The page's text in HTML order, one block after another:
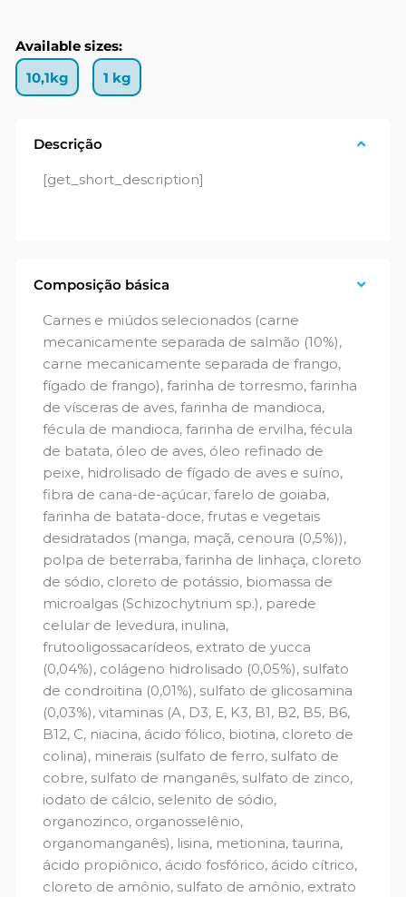
Available sizes:
10,1kg
1 kg
Descrição
[get_short_description]
Composição básica
Carnes e miúdos selecionados (carne
mecanicamente separada de salmão (10%),
carne mecanicamente separada de frango,
fígado de frango), farinha de torresmo, farinha
de vísceras de aves, farinha de mandioca,
fécula de mandioca, farinha de ervilha, fécula
de batata, óleo de aves, óleo refinado de
peixe, hidrolisado de fígado de aves e suíno,
fibra de cana-de-açúcar, farelo de goiaba,
farinha de batata-doce, frutas e vegetais
desidratados (manga, maçã, cenoura (0,5%)),
polpa de beterraba, farinha de linhaça, cloreto
de sódio, cloreto de potássio, biomassa de
microalgas (Schizochytrium sp.), parede
celular de levedura, inulina,
frutooligossacarídeos, extrato de yucca
(0,04%), colágeno hidrolisado (0,05%), sulfato
de condroitina (0,01%), sulfato de glicosamina
(0,03%), vitaminas (A, D3, E, K3, B1, B2, B5, B6,
B12, C, niacina, ácido fólico, biotina, cloreto de
colina), minerais (sulfato de ferro, sulfato de
cobre, sulfato de manganês, sulfato de zinco,
iodato de cálcio, selenito de sódio,
organozinco, organosselênio,
organomanganês), lisina, metionina, taurina,
ácido propiônico, ácido fosfórico, ácido cítrico,
cloreto de amônio, sulfato de amônio, extrato